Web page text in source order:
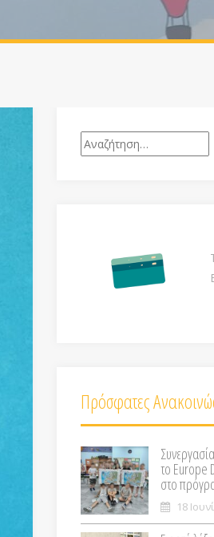
Αναζήτηση
για:
Πρόσφατες
το Europe
στο
18